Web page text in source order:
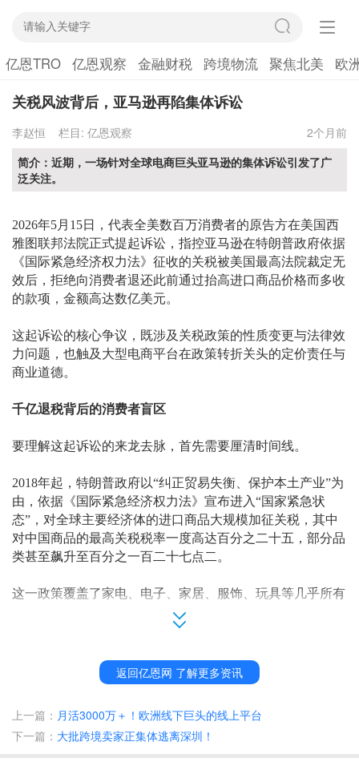
亿恩TRO 亿恩观察 金融财税 跨境物流 聚焦北美 欧
关税风波背后，亚马逊再陷集体诉讼
李赵恒 栏目: 亿恩观察
2个月前
简介：近期，一场针对全球电商巨头亚马逊的集体诉讼引发了广
泛关注。
2026年5月15日，代表全美数百万消费者的原告方在美国西
雅图联邦法院正式提起诉讼，指控亚马逊在特朗普政府依据
《国际紧急经济权力法》征收的关税被美国最高法院裁定无
效后，拒绝向消费者退还此前通过抬高进口商品价格而多收
的款项，金额高达数亿美元。
这起诉讼的核心争议，既涉及关税政策的性质变更与法律效
力问题，也触及大型电商平台在政策转折关头的定价责任与
商业道德。
千亿退税背后的消费者盲区
要理解这起诉讼的来龙去脉，首先需要厘清时间线。
2018年起，特朗普政府以“纠正贸易失衡、保护本土产业”为
由，依据《国际紧急经济权力法》宣布进入“国家紧急状
态”，对全球主要经济体的进口商品大规模加征关税，其中
对中国商品的最高关税税率一度高达百分之二十五，部分品
类甚至飙升至百分之一百二十七点二。
这一政策覆盖了家电、电子、家居、服饰、玩具等几乎所有
民生品类，作为全球最大跨境电商平台且近七成商品采购自
中国的亚马逊，自然成为关税成本传导的核心节点。
2025年2月4日，特朗普政府开始依据《国际紧急经济权力
法》对进口商品加征新一轮关税，对华进口商品加征百分之
已加征至百分之一百四十五。
返回亿恩网 了解更多资讯
上一篇： 月活3000万＋！欧洲线下巨头的线上平台
下一篇： 大批跨境卖家正集体逃离深圳！